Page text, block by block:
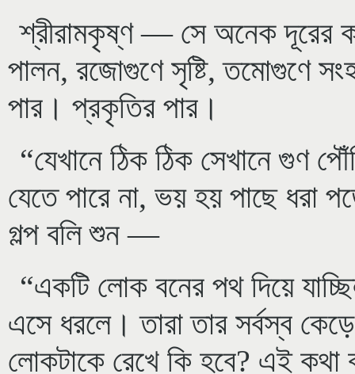
শ্রীরামকৃষ্ণ — সে অনেক দূরের
পালন, রজোগুণে সৃষ্টি, তমোগুণে
পার। প্রকৃতির পার।
“যেখানে ঠিক ঠিক সেখানে গুণ
যেতে পারে না, ভয় হয় পাছে
গল্প বলি শুন —
“একটি লোক বনের পথ দিয়ে
এসে ধরলে। তারা তার সর্বস্ব
লোকটাকে রেখে কি হবে? এই